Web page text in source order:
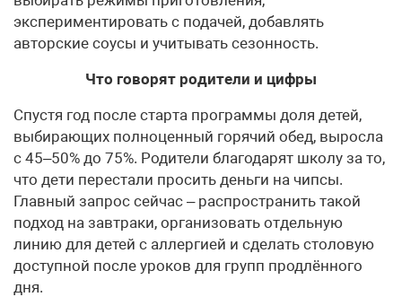
экспериментировать с подачей, добавлять
авторские соусы и учитывать сезонность.
Что говорят родители и цифры
Спустя год после старта программы доля детей,
выбирающих полноценный горячий обед, выросла
с 45–50% до 75%. Родители благодарят школу за то,
что дети перестали просить деньги на чипсы.
Главный запрос сейчас – распространить такой
подход на завтраки, организовать отдельную
линию для детей с аллергией и сделать столовую
доступной после уроков для групп продлённого
дня.